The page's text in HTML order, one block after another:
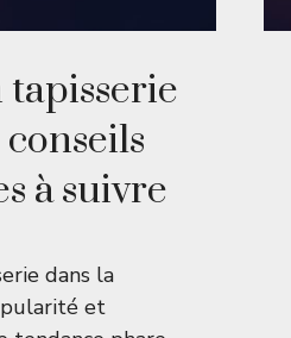
à suivre
dans la
et